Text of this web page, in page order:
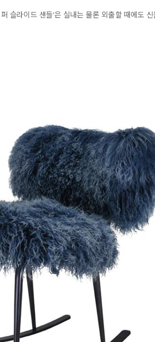
슬라이드 샌들’은 실내는 물론 외출할 때에도